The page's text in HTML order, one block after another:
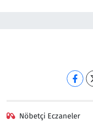
Nöbetçi Eczaneler